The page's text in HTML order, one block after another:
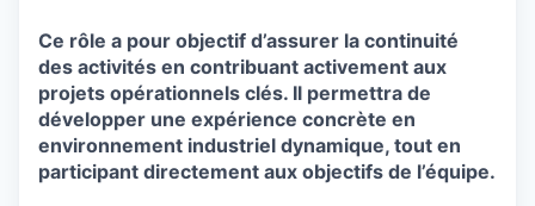
Ce rôle a pour objectif d’assurer la continuité
des activités en contribuant activement aux
projets opérationnels clés. Il permettra de
développer une expérience concrète en
environnement industriel dynamique, tout en
participant directement aux objectifs de l’équipe.